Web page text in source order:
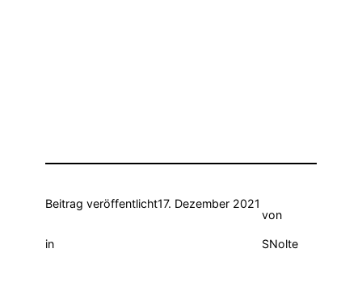
Beitrag veröffentlicht17. Dezember 2021
in
von
SNolte